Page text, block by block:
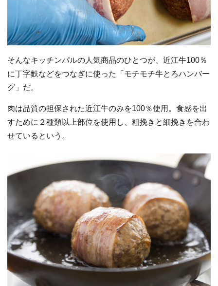
そんなキッチンパルの人気商品のひとつが、近江牛100％
に丁字麩などをつなぎに使った「モチモチ牛とろハンバー
グ」だ。
肉は品質の担保された近江牛のみを100％使用。食感を出
すために２種類以上部位を使用し、粗挽きと細挽きを合わ
せているという。